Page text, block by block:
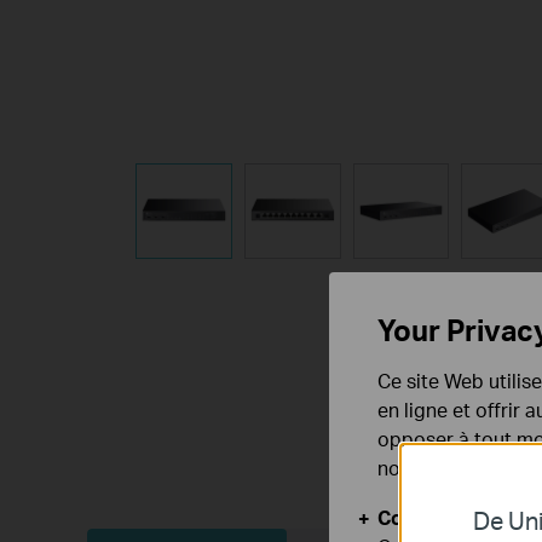
De
Your
Ce site Web
en ligne et offrir
opposer à tout
notre
Cookies basiques